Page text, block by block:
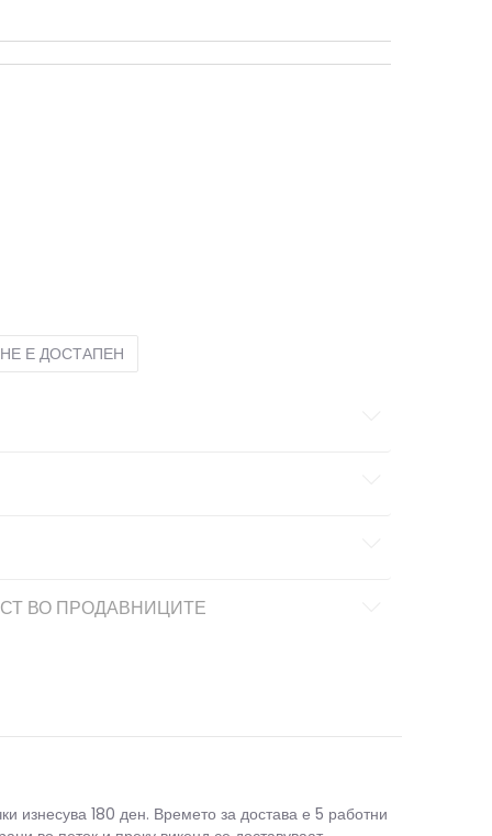
Е ДОСТАПЕН
ВО ПРОДАВНИЦИТЕ
изнесува 180 ден. Времето за достава е 5 работни